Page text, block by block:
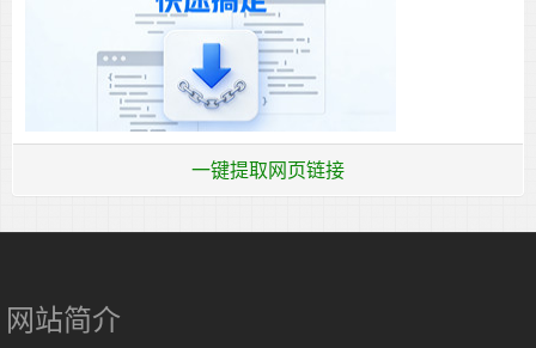
一键提取网页链接
网站简介